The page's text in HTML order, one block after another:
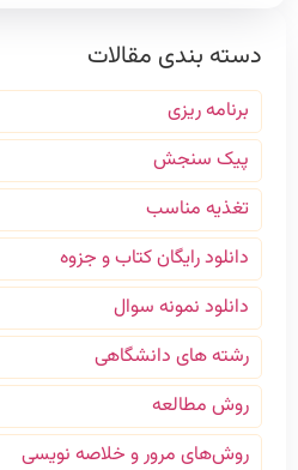
دسته بندی مقالات
برنامه ریزی
پیک سنجش
تغذیه مناسب
دانلود رایگان کتاب و جزوه
دانلود نمونه سوال
رشته های دانشگاهی
روش مطالعه
روش‌های مرور و خلاصه نویسی